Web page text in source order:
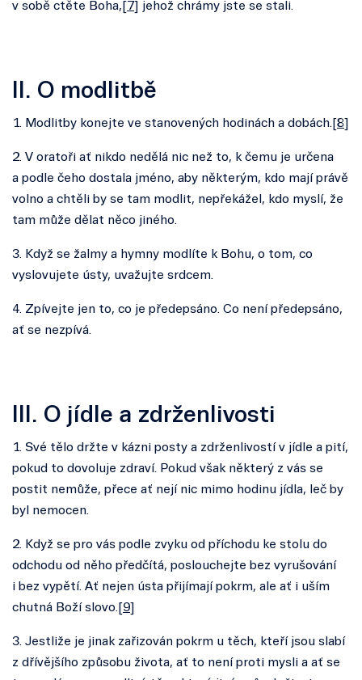
v sobě ctěte Boha,[
7 ] jehož chrámy jste se stali.
II. O modlitbě
1. Modlitby konejte ve stanovených hodinách a dobách.[ 8
2. V oratoři ať nikdo nedělá nic než to, k čemu je určena
a podle čeho dostala jméno, aby některým, kdo mají právě
volno a chtěli by se tam modlit, nepřekážel, kdo myslí, že
tam může dělat něco jiného.
3. Když se žalmy a hymny modlíte k Bohu, o tom, co
vyslovujete ústy, uvažujte srdcem.
4. Zpívejte jen to, co je předepsáno. Co není předepsáno,
ať se nezpívá.
III. O jídle a zdrženlivosti
1. Své tělo držte v kázni posty a zdrženlivostí v jídle a pití,
pokud to dovoluje zdraví. Pokud však některý z vás se
postit nemůže, přece ať nejí nic mimo hodinu jídla, leč by
byl nemocen.
2. Když se pro vás podle zvyku od příchodu ke stolu do
odchodu od něho předčítá, poslouchejte bez vyrušování
i bez vypětí. Ať nejen ústa přijímají pokrm, ale ať i uším
chutná Boží slovo.[ 9
3. Jestliže je jinak zařizován pokrm u těch, kteří jsou slabí
z dřívějšího způsobu života, ať to není proti mysli a ať se